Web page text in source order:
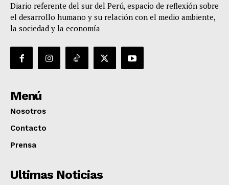
Diario referente del sur del Perú, espacio de reflexión sobre
el desarrollo humano y su relación con el medio ambiente,
la sociedad y la economía
Menú
Nosotros
Contacto
Prensa
Ultimas Noticias